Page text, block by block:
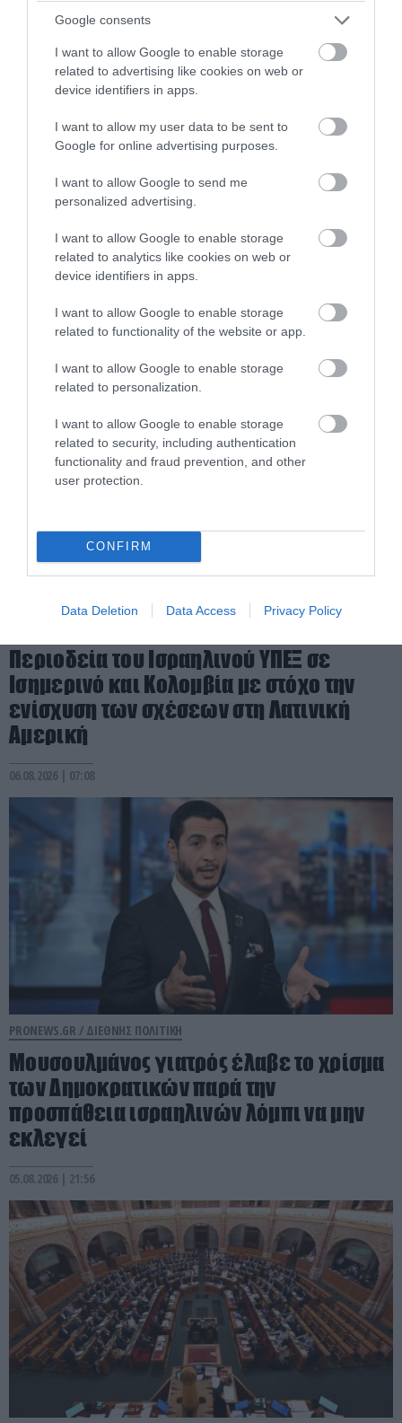
Google consents
I want to allow Google to enable storage
related to advertising like cookies on web or
device identifiers in apps.
I want to allow my user data to be sent to
Google for online advertising purposes.
I want to allow Google to send me
personalized advertising.
I want to allow Google to enable storage
related to analytics like cookies on web or
device identifiers in apps.
I want to allow Google to enable storage
related to functionality of the website or app.
I want to allow Google to enable storage
related to personalization.
I want to allow Google to enable storage
related to security, including authentication
functionality and fraud prevention, and other
user protection.
CONFIRM
Data Deletion Data Access Privacy Policy
PRONEWS.GR / ΔΙΕΘΝΗΣ ΠΟΛΙΤΙΚΗ
Ν.Τραμπ: Διέκοψε ομιλία του για να
απομακρύνει παιδί από την άκρη της
σκηνής – «Δεν ήθελα να πέσει»
06.08.2026 | 07:51
Περιοδεία του Ισραηλινού ΥΠΕΞ σε
Ισημερινό και Κολομβία με στόχο την
ενίσχυση των σχέσεων στη Λατινική
Αμερική
06.08.2026 | 07:08
PRONEWS.GR / ΔΙΕΘΝΗΣ ΠΟΛΙΤΙΚΗ
Μουσουλμάνος γιατρός έλαβε το χρίσμα
των Δημοκρατικών παρά την
προσπάθεια ισραηλινών λόμπι να μην
εκλεγεί
05.08.2026 | 21:56